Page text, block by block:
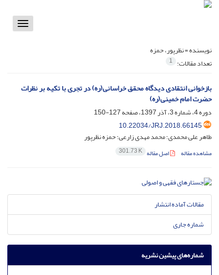
Toggle
نویسنده =نظرپور، حمزه
تعداد مقالات: 1
بازخوانی انتقادی دیدگاه محقق خراسانی(ره) در تجری با تکیه بر نظرات
حضرت امام خمینی(ره)
دوره 4، شماره 3، آذر 1397، صفحه
127-150
10.22034/JRJ.2018.66145
طاهر علی محمدی؛ محمد مهدی زارعی؛ حمزه نظرپور
مشاهده مقاله اصل مقاله 301.73 K
مقالات آماده انتشار
شماره جاری
شماره‌های پیشین نشریه